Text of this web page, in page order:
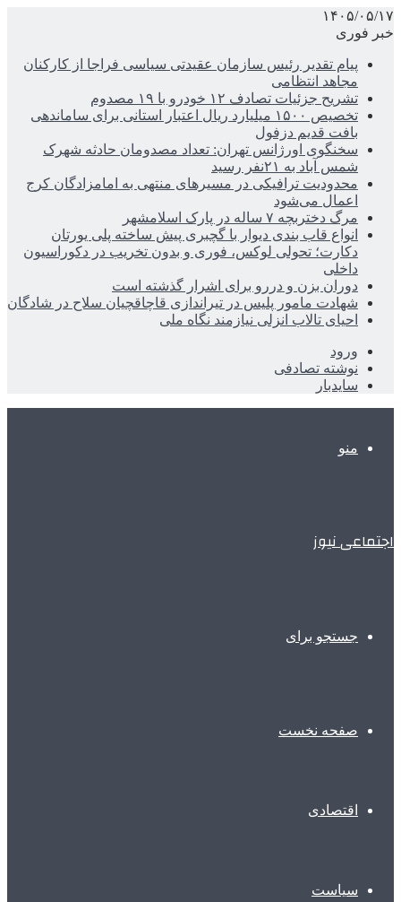
۱۴۰۵/۰۵/۱۷
خبر فوری
پیام تقدیر رئیس سازمان عقیدتی سیاسی فراجا از کارکنان
مجاهد انتظامی
تشریح جزئیات تصادف ۱۲ خودرو با ۱۹ مصدوم
تخصیص ۱۵۰۰ میلیارد ریال اعتبار استانی برای ساماندهی
بافت قدیم دزفول
سخنگوی اورژانس تهران: تعداد مصدومان حادثه شهرک
شمس آباد به ۲۱نفر رسید
محدودیت ترافیکی در مسیرهای منتهی به امامزادگان کرج
اعمال می‌شود
مرگ دختربچه ۷ ساله در پارک اسلامشهر
انواع قاب بندی دیوار با گچبری پیش ساخته پلی یورتان
دکارت؛ تحولی لوکس، فوری و بدون تخریب در دکوراسیون
داخلی
دوران بزن و دررو برای اشرار گذشته است
شهادت مامور پلیس در تیراندازی قاچاقچیان سلاح در شادگان
احیای تالاب انزلی نیازمند نگاه ملی
ورود
نوشته تصادفی
سایدبار
منو
اجتماعی نیوز
جستجو برای
صفحه نخست
اقتصادی
سیاست